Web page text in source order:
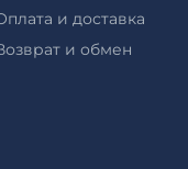
и доставка
и обмен